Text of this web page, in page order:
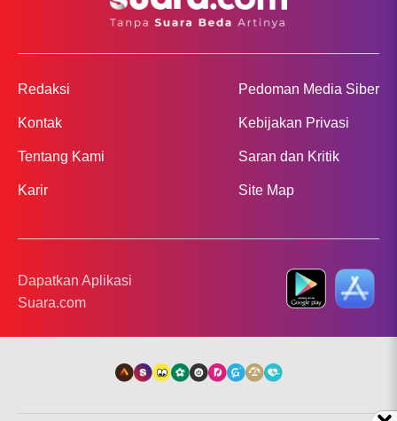
Redaksi
Kontak
Tentang Kami
Karir
Pedoman Media Siber
Kebijakan Privasi
Saran dan Kritik
Site Map
Dapatkan Aplikasi
Suara.com